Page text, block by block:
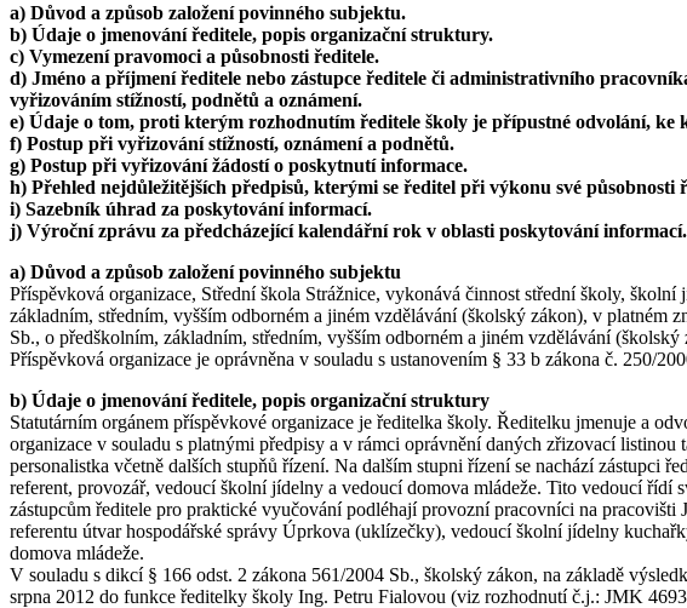
a) Důvod a způsob založení povinného subjektu.
b) Údaje o jmenování ředitele, popis organizační struktury.
c) Vymezení pravomoci a působnosti ředitele.
d) Jméno a příjmení ředitele nebo zástupce ředitele či administrativního
vyřizováním stížností, podnětů a oznámení.
e) Údaje o tom, proti kterým rozhodnutím ředitele školy je přípustné odvolání, ke
f) Postup při vyřizování stížností, oznámení a podnětů.
g) Postup při vyřizování žádostí o poskytnutí informace.
h) Přehled nejdůležitějších předpisů, kterými se ředitel při výkonu své
i) Sazebník úhrad za poskytování informací.
j) Výroční zprávu za předcházející kalendářní rok v oblasti poskytování informací.
a) Důvod a způsob založení povinného subjektu
Příspěvková organizace, Střední škola Strážnice, vykonává činnost střední školy,
základním, středním, vyšším odborném a jiném vzdělávání (školský zákon), v
Sb., o předškolním, základním, středním, vyšším odborném a jiném vzdělávání
Příspěvková organizace je oprávněna v souladu s ustanovením § 33 b zákona č. 250/
b) Údaje o jmenování ředitele, popis organizační struktury
Statutárním orgánem příspěvkové organizace je ředitelka školy. Ředitelku jmenuje a
organizace v souladu s platnými předpisy a v rámci oprávnění daných zřizovací
personalistka včetně dalších stupňů řízení. Na dalším stupni řízení se nachází zástupci
referent, provozář, vedoucí školní jídelny a vedoucí domova mládeže. Tito vedoucí
zástupcům ředitele pro praktické vyučování podléhají provozní pracovníci na
referentu útvar hospodářské správy Úprkova (uklízečky), vedoucí školní jídelny
domova mládeže.
V souladu s dikcí § 166 odst. 2 zákona 561/2004 Sb., školský zákon, na základě
srpna 2012 do funkce ředitelky školy Ing. Petru Fialovou (viz rozhodnutí č.j.: JMK